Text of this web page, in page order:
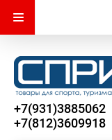
+7(931)3885062
+7(812)3609918